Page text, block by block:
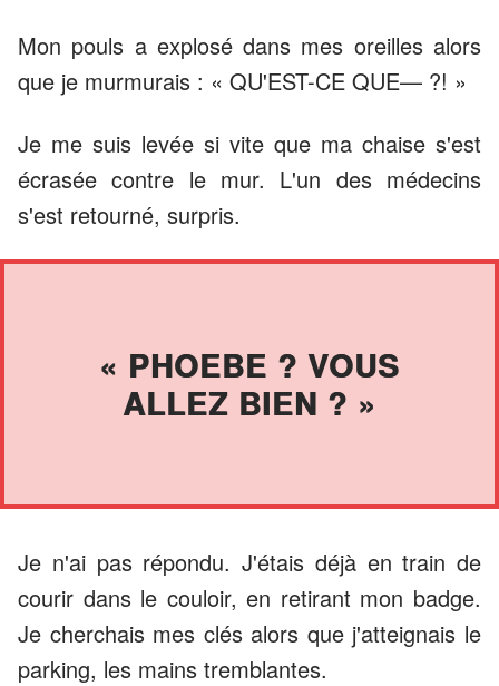
Mon pouls a explosé dans mes oreilles alors
que je murmurais : « QU'EST-CE QUE— ?! »
Je me suis levée si vite que ma chaise s'est
écrasée contre le mur. L'un des médecins
s'est retourné, surpris.
« PHOEBE ? VOUS
ALLEZ BIEN ? »
Je n'ai pas répondu. J'étais déjà en train de
courir dans le couloir, en retirant mon badge.
Je cherchais mes clés alors que j'atteignais le
parking, les mains tremblantes.